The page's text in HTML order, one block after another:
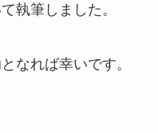
執筆しました。
なれば幸いです。